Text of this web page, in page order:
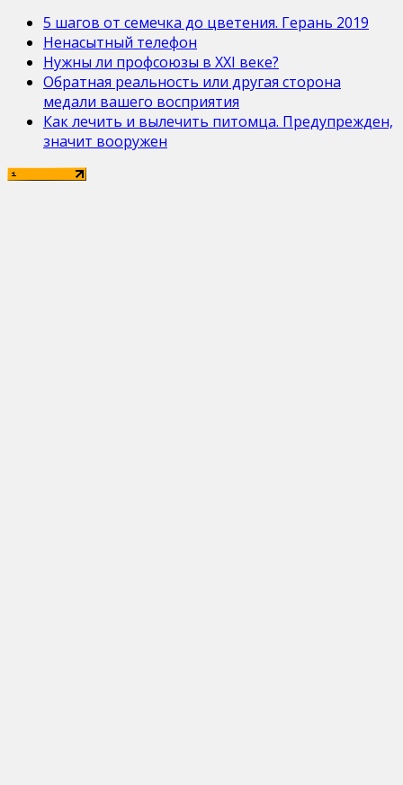
5 шагов от семечка до цветения. Герань 2019
Ненасытный телефон
Нужны ли профсоюзы в ХХІ веке?
Обратная реальность или другая сторона
медали вашего восприятия
Как лечить и вылечить питомца. Предупрежден,
значит вооружен